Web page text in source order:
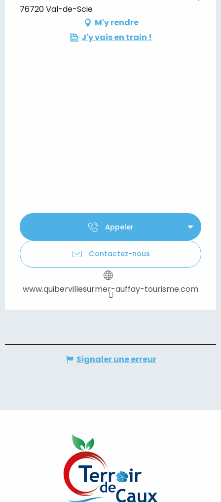
76720 Val-de-Scie
M'y rendre
J'y vais en train !
Appeler
Contactez-nous
www.quibervillesurmer-auffay-tourisme.com
Signaler une erreur